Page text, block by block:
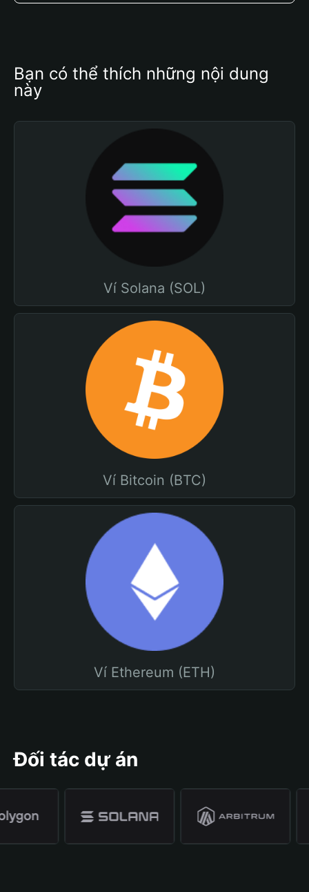
Bạn có thể thích những nội dung
này
Ví Solana (SOL)
Ví Bitcoin (BTC)
Ví Ethereum (ETH)
Đối tác dự án